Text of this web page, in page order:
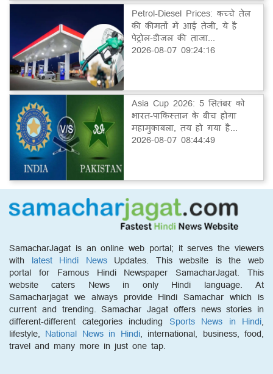
Petrol-Diesel Prices: कच्चे तेल
की कीमतों में आई तेजी, ये है
पेट्रोल-डीजल की ताजा...
2026-08-07 09:24:16
Asia Cup 2026: 5 सितंबर को
भारत-पाकिस्तान के बीच होगा
महामुकाबला, तय हो गया है...
2026-08-07 08:44:49
SamacharJagat is an online web portal; it serves the viewers
with latest Hindi NewsUpdates. This website is the web
portal for Famous Hindi Newspaper SamacharJagat. This
website caters News in only Hindi language. At
Samacharjagat we always provide Hindi Samachar which is
current and trending. Samachar Jagat offers news stories in
different-different categories including Sports News in Hindi,
lifestyle, National News in Hindi, international, business, food,
travel and many more in just one tap.